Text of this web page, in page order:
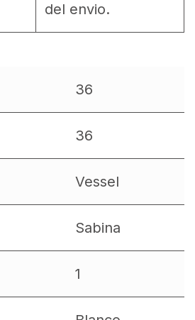
del envio.
36
36
Vessel
Sabina
1